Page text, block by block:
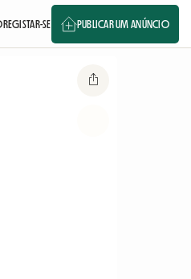
REGISTAR-SE PUBLICAR UM ANÚNCIO